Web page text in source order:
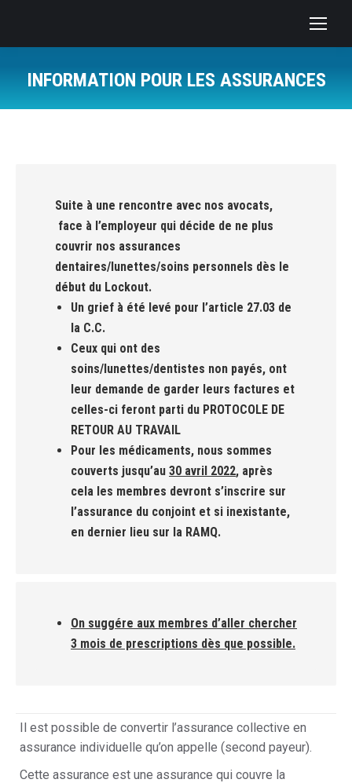
INFORMATION POUR LES ASSURANCES
Suite à une rencontre avec nos avocats,
face à l’employeur qui décide de ne plus
couvrir nos assurances
dentaires/lunettes/soins personnels dès le
début du Lockout.
Un grief à été levé pour l’article 27.03 de
la C.C.
Ceux qui ont des
soins/lunettes/dentistes non payés, ont
leur demande de garder leurs factures et
celles-ci feront parti du PROTOCOLE DE
RETOUR AU TRAVAIL
Pour les médicaments, nous sommes
couverts jusqu’au 30 avril 2022, après
cela les membres devront s’inscrire sur
l’assurance du conjoint et si inexistante,
en dernier lieu sur la RAMQ.
On suggére aux membres d’aller chercher
3 mois de prescriptions dès que possible.
Il est possible de convertir l’assurance collective en
assurance individuelle qu’on appelle (second payeur).
Cette assurance est une assurance qui couvre la